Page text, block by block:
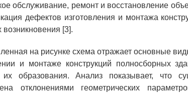
обслуживание, ремонт и восстановление
дефектов изготовления и монтажа
возникновения [3].
на рисунке схема отражает основные
и монтаже конструкций полносборных
образования. Анализ показывает, что
отклонениями геометрических